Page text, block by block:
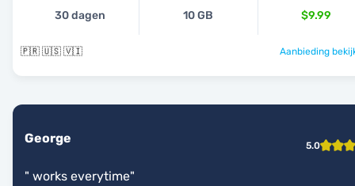
30 dagen 10 GB $9.99
🇵🇷 🇺🇸 🇻🇮 Aanbieding
George 5.0
" works everytime"